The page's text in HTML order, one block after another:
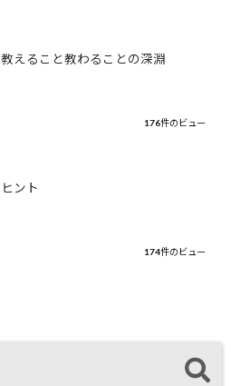
教えること教わることの深淵
176件のビュー
ヒント
174件のビュー